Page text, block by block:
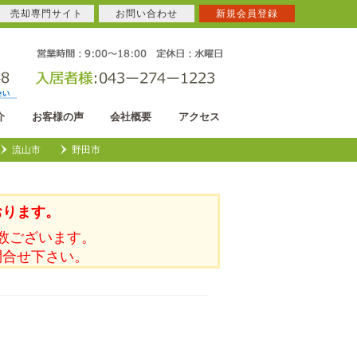
お客様の声 会社概要 アクセス
流山市 野田市
ます。
ざいます。
せ下さい。
売却専門サイト お問い合わせ 新規会員登録